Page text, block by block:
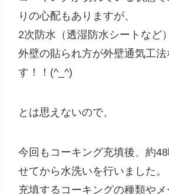
りの心配もありますが、
2次防水（透湿防水シートなど
外壁の貼られ方が外壁通気工
す！！(^_^)
とは思えないので、
今回もコーキング充填後、約
せてから水洗いを行いました。
充填するコーキングの種類や